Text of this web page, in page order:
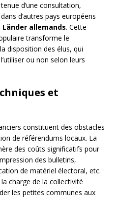
d’une consultation,
d’autres pays européens
Länder allemands. Cette
transforme le
disposition des élus, qui
ou non selon leurs
et
constituent des obstacles
de référendums locaux. La
des coûts significatifs pour
des bulletins,
de matériel électoral, etc.
charge de la collectivité
les petites communes aux